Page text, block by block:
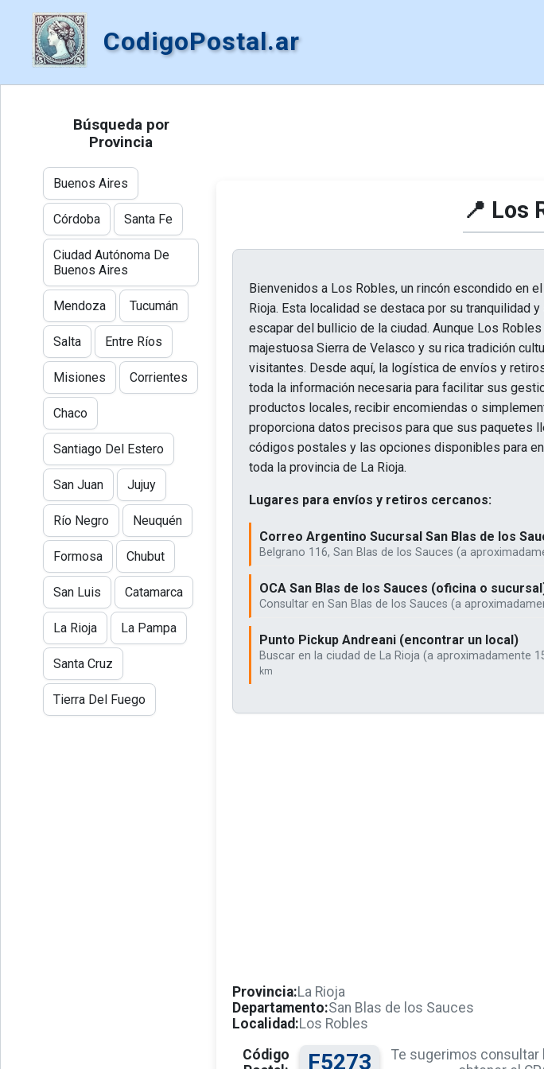
CodigoPostal.ar
📍 Los
Bienvenidos a Los Robles, un rincón escondido en
Rioja. Esta localidad se destaca por su tranquilidad
escapar del bullicio de la ciudad. Aunque Los
majestuosa Sierra de Velasco y su rica tradición
visitantes. Desde aquí, la logística de envíos y
toda la información necesaria para facilitar sus
productos locales, recibir encomiendas o
proporciona datos precisos para que sus paquetes
códigos postales y las opciones disponibles para
toda la provincia de La Rioja.
Lugares para envíos y retiros cercanos:
Correo Argentino Sucursal San Blas de los
Belgrano 116, San Blas de los Sauces (a
OCA San Blas de los Sauces (oficina o
Consultar en San Blas de los Sauces (a
Punto Pickup Andreani (encontrar un local)
Buscar en la ciudad de La Rioja (a aproximadamente
km
Provincia:La Rioja
Departamento:San Blas de los Sauces
Localidad:Los Robles
Código
F5273
Te sugerimos consultar
Búsqueda por
Provincia
Buenos Aires
Córdoba Santa Fe
Ciudad Autónoma De
Buenos Aires
Mendoza Tucumán
Salta Entre Ríos
Misiones Corrientes
Chaco
Santiago Del Estero
San Juan Jujuy
Río Negro Neuquén
Formosa Chubut
San Luis Catamarca
La Rioja La Pampa
Santa Cruz
Tierra Del Fuego